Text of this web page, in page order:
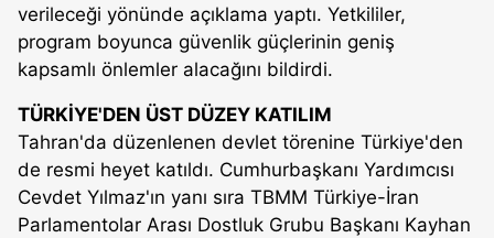
verileceği yönünde açıklama yaptı. Yetkililer,
program boyunca güvenlik güçlerinin geniş
kapsamlı önlemler alacağını bildirdi.
TÜRKİYE'DEN ÜST DÜZEY KATILIM
Tahran'da düzenlenen devlet törenine Türkiye'den
de resmi heyet katıldı. Cumhurbaşkanı Yardımcısı
Cevdet Yılmaz'ın yanı sıra TBMM Türkiye-İran
Parlamentolar Arası Dostluk Grubu Başkanı Kayhan